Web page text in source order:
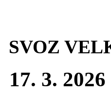
SVOZ
17. 3. 2026